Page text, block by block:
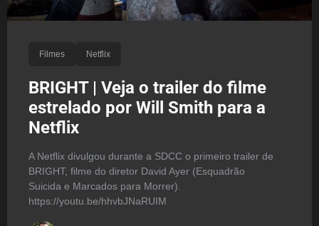
Filmes Netflix
BRIGHT | Veja o trailer do filme
estrelado por Will Smith para a
Netflix
A Netflix divulgou durante a SDCC o primeiro trailer de
BRIGHT, filme do diretor David Ayer (Esquadrão
Suicida e Marcados para Morrer).
https://youtu.be/hhvbJNaRUIM